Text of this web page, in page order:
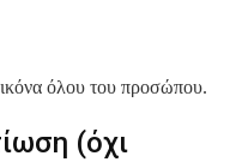
όλου του προσώπου.
(όχι